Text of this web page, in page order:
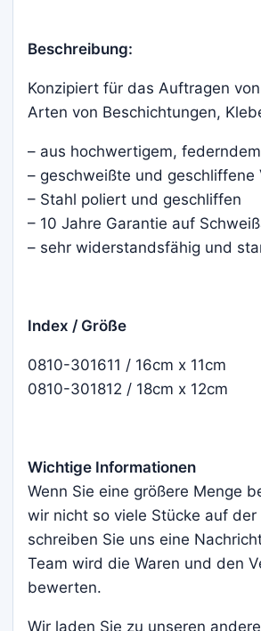
Beschreibung:
Konzipiert für das Auftragen
Arten von Beschichtungen,
– aus hochwertigem,
– geschweißte und geschliffene
– Stahl poliert und geschliffen
– 10 Jahre Garantie auf
– sehr widerstandsfähig und
Index / Größe
0810-301611 / 16cm x 11cm
0810-301812 / 18cm x 12cm
Wichtige Informationen
Wenn Sie eine größere Menge
wir nicht so viele Stücke auf
schreiben Sie uns eine
Team wird die Waren und den
bewerten.
Wir laden Sie zu unseren